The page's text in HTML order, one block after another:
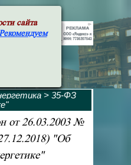
> 35-ФЗ
от 26.03.2003 №
"Об
сайта